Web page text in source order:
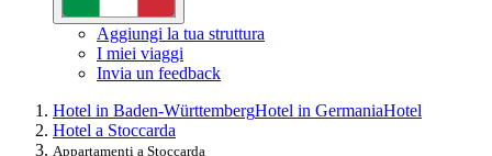
Aggiungi la tua struttura
I miei viaggi
Invia un feedback
Hotel in Baden-WürttembergHotel in GermaniaHotel
Hotel a Stoccarda
Appartamenti a Stoccarda